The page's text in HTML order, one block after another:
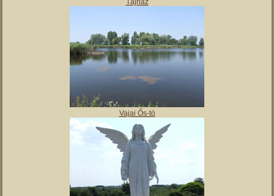
Kiskastély – Vaja szálláshely